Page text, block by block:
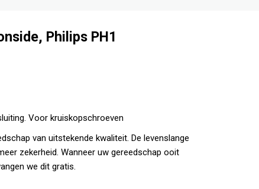
Philips PH1
Voor kruiskopschroeven
van uitstekende kwaliteit. De levenslange
zekerheid. Wanneer uw gereedschap ooit
we dit gratis.